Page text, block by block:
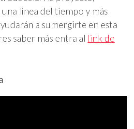
línea del tiempo y más
a sumergirte en esta
saber más entra al link de